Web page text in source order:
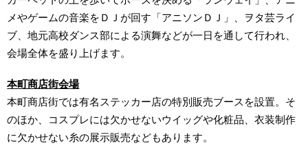
メやゲームの音楽をＤＪが回す「アニソンＤＪ」、ヲタ芸ライ
ブ、地元高校ダンス部による演舞などが一日を通して行われ、
会場全体を盛り上げます。
本町商店街会場
本町商店街では有名ステッカー店の特別販売ブースを設置。そ
のほか、コスプレには欠かせないウイッグや化粧品、衣装制作
に欠かせない糸の展示販売などもあります。